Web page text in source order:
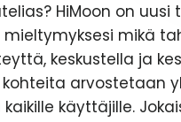
HiMoon on uusi
mieltymyksesi mikä
keskustella ja
arvostetaan
käyttäjille.